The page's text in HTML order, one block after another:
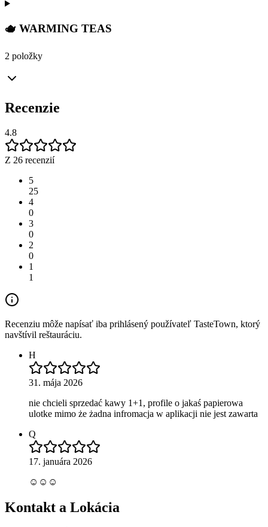
🫖 WARMING TEAS
2 položky
Recenzie
4.8
Z 26 recenzií
5
25
4
0
3
0
2
0
1
1
Recenziu môže napísať iba prihlásený používateľ TasteTown, ktorý
navštívil reštauráciu.
H
31. mája 2026
nie chcieli sprzedać kawy 1+1, profile o jakaś papierowa
ulotke mimo że żadna infromacja w aplikacji nie jest zawarta
Q
17. januára 2026
☺️☺️☺️
Kontakt a Lokácia